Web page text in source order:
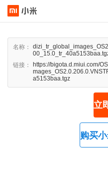
名称：
链接：
https://bigota.d.miui.com/
a5153baa.tgz
立
购买